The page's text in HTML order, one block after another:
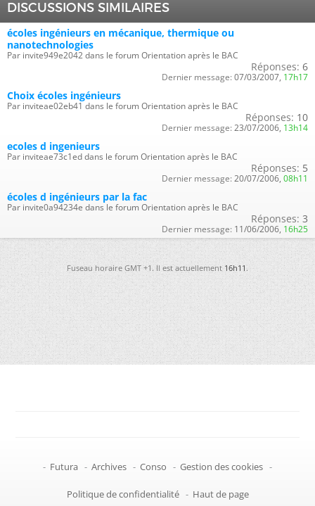
DISCUSSIONS SIMILAIRES
écoles ingénieurs en mécanique, thermique ou
nanotechnologies
Par invite949e2042 dans le forum Orientation après le BAC
Réponses: 6
Dernier message: 07/03/2007, 17h17
Choix écoles ingénieurs
Par inviteae02eb41 dans le forum Orientation après le BAC
Réponses: 10
Dernier message: 23/07/2006, 13h14
ecoles d ingenieurs
Par inviteae73c1ed dans le forum Orientation après le BAC
Réponses: 5
Dernier message: 20/07/2006, 08h11
écoles d ingénieurs par la fac
Par invite0a94234e dans le forum Orientation après le BAC
Réponses: 3
Dernier message: 11/06/2006, 16h25
Fuseau horaire GMT +1. Il est actuellement16h11.
- Futura - Archives - Conso - Gestion des cookies -
Politique de confidentialité - Haut de page